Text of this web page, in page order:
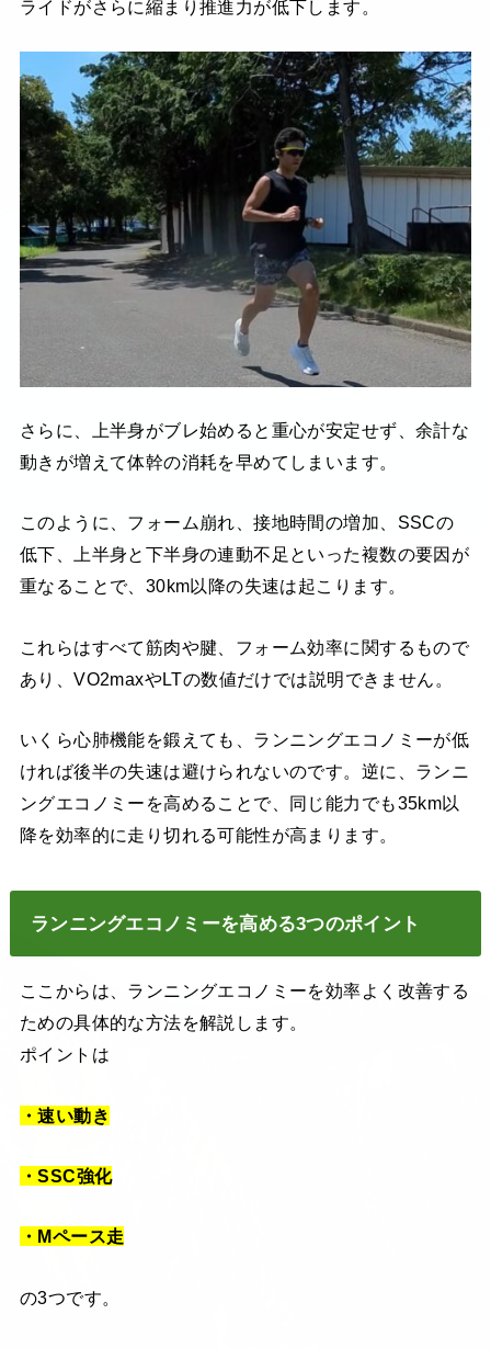
ライドがさらに縮まり推進力が低下します。
さらに、上半身がブレ始めると重心が安定せず、余計な
動きが増えて体幹の消耗を早めてしまいます。
このように、フォーム崩れ、接地時間の増加、SSCの
低下、上半身と下半身の連動不足といった複数の要因が
重なることで、30km以降の失速は起こります。
これらはすべて筋肉や腱、フォーム効率に関するもので
あり、VO2maxやLTの数値だけでは説明できません。
いくら心肺機能を鍛えても、ランニングエコノミーが低
ければ後半の失速は避けられないのです。逆に、ランニ
ングエコノミーを高めることで、同じ能力でも35km以
降を効率的に走り切れる可能性が高まります。
ランニングエコノミーを高める3つのポイント
ここからは、ランニングエコノミーを効率よく改善する
ための具体的な方法を解説します。
ポイントは
・速い動き
・SSC強化
・Mペース走
の3つです。